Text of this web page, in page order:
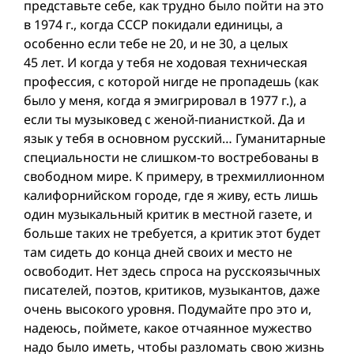
представьте себе, как трудно было пойти на это
в 1974 г., когда СССР покидали единицы, а
особенно если тебе не 20, и не 30, а целых
45 лет. И когда у тебя не ходовая техническая
профессия, с которой нигде не пропадешь (как
было у меня, когда я эмигрировал в 1977 г.), а
если ты музыковед с женой-пианисткой. Да и
язык у тебя в основном русский… Гуманитарные
специальности не слишком-то востребованы в
свободном мире. К примеру, в трехмиллионном
калифорнийском городе, где я живу, есть лишь
один музыкальный критик в местной газете, и
больше таких не требуется, а критик этот будет
там сидеть до конца дней своих и место не
освободит. Нет здесь спроса на русскоязычных
писателей, поэтов, критиков, музыкантов, даже
очень высокого уровня. Подумайте про это и,
надеюсь, поймете, какое отчаянное мужество
надо было иметь, чтобы разломать свою жизнь